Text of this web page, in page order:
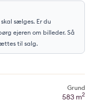
sælges. Er du
ejeren om billeder. Så
til salg.
Grund
583 m2